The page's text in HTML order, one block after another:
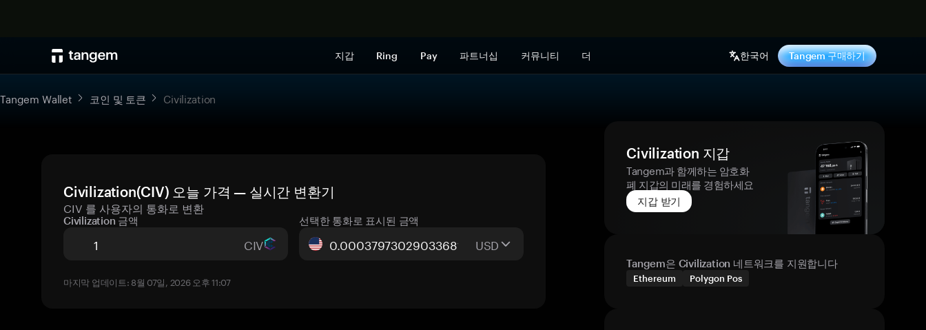
지갑 Ring Pay 파트너십 커뮤니티 더 한국어 Tangem 구매하기
Tangem Wallet 코인 및 토큰 Civilization
Civilization(CIV) 오늘 가격 — 실시간 변환기
CIV 를 사용자의 통화로 변환
Civilization 금액
CIV
선택한 통화로 표시된 금액
USD
마지막 업데이트: 8월 07일, 2026 오후 11:07
Civilization 지갑
Tangem과 함께하는 암호화
폐 지갑의 미래를 경험하세요
지갑 받기
Tangem은 Civilization 네트워크를 지원합니다
Ethereum Polygon Pos